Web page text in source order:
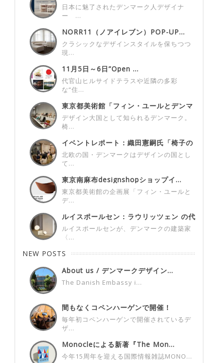
日本に魅了されたデンマーク人デザイナ
ー ...
NORR11（ノアイレブン）POP-UP...
クラシックなデザインスタイルを保ちつつ
現...
11月5日～6日”Open ...
代官山ヒルサイドテラスや近隣の多彩
な“住...
東京都美術館「フィン・ユールとデンマ
ーク...
デザイン大国として知られるデンマーク。
椅...
イベントレポート：織田憲嗣氏「椅子の
お話...
北欧の国・デンマークはデザインの国とし
て...
東京南麻布designshopショップイ...
東京都美術館の企画展「フィン・ユールと
デ...
ルイスポールセン：ラウリッツェン の代
ルイスポールセンが、デンマークの建築家
〈...
NEW POSTS
About us / デンマークデザイン...
The Danish Embassy i...
間もなくコペンハーゲンで開催！
3days...
毎年初コペンハーゲンで開催されているデ
ザ...
Monocleによる新著『The Mon...
今年15周年を迎える国際情報雑誌MONO...